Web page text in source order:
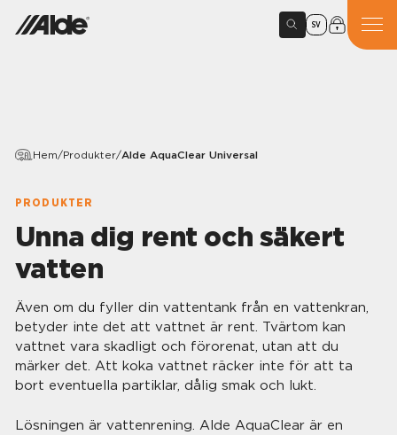
SV
Hem/Produkter/Alde AquaClear Universal
PRODUKTER
Unna dig rent och säkert
vatten
Även om du fyller din vattentank från en vattenkran,
betyder inte det att vattnet är rent. Tvärtom kan
vattnet vara skadligt och förorenat, utan att du
märker det. Att koka vattnet räcker inte för att ta
bort eventuella partiklar, dålig smak och lukt.
Lösningen är vattenrening. Alde AquaClear är en